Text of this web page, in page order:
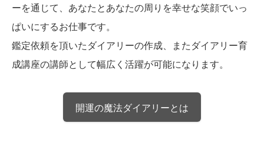
ーを通じて、あなたとあなたの周りを幸せな笑顔でいっ
ぱいにするお仕事です。
鑑定依頼を頂いたダイアリーの作成、またダイアリー育
成講座の講師として幅広く活躍が可能になります。
開運の魔法ダイアリーとは